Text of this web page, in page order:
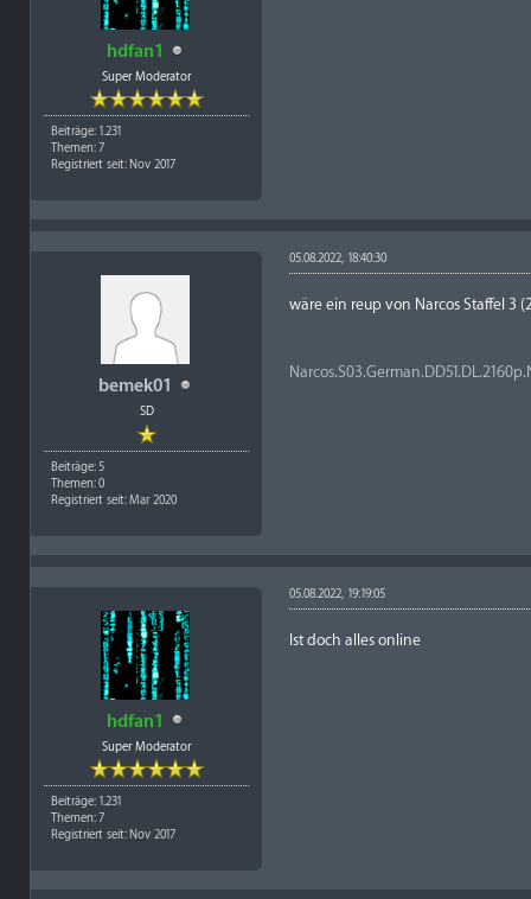
hdfan1
Super Moderator
Beiträge: 1.231
Themen: 7
Registriert seit: Nov 2017
bemek01
SD
Beiträge: 5
Themen: 0
Registriert seit: Mar 2020
05.08.2022, 18:40:30
wäre ein reup von Narcos Staffel 3
hdfan1
Super Moderator
Beiträge: 1.231
Themen: 7
Registriert seit: Nov 2017
05.08.2022, 19:19:05
Ist doch alles online